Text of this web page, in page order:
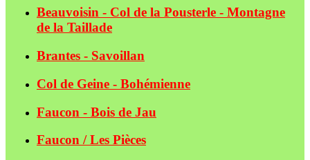
Beauvoisin - Col de la Pousterle - Montagne
de la Taillade
Brantes - Savoillan
Col de Geine - Bohémienne
Faucon - Bois de Jau
Faucon / Les Pièces